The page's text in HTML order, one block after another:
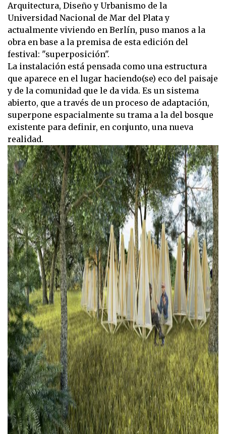
Arquitectura, Diseño y Urbanismo de la
Universidad Nacional de Mar del Plata y
actualmente viviendo en Berlín, puso manos a la
obra en base a la premisa de esta edición del
festival: "superposición".
La instalación está pensada como una estructura
que aparece en el lugar haciendo(se) eco del paisaje
y de la comunidad que le da vida. Es un sistema
abierto, que a través de un proceso de adaptación,
superpone espacialmente su trama a la del bosque
existente para definir, en conjunto, una nueva
realidad.